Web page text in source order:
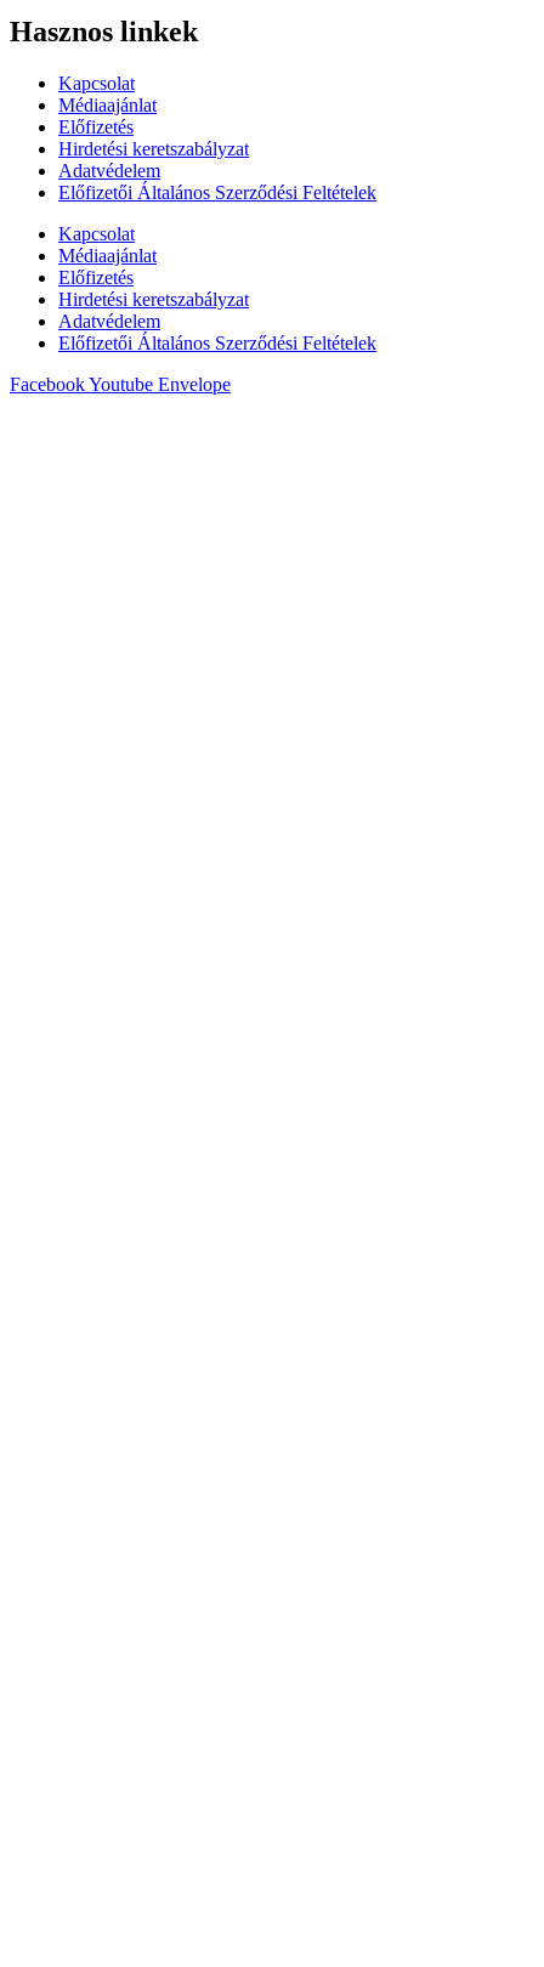
Hasznos linkek
Kapcsolat
Médiaajánlat
Előfizetés
Hirdetési keretszabályzat
Adatvédelem
Előfizetői Általános Szerződési Feltételek
Kapcsolat
Médiaajánlat
Előfizetés
Hirdetési keretszabályzat
Adatvédelem
Előfizetői Általános Szerződési Feltételek
FacebookYoutube Envelope